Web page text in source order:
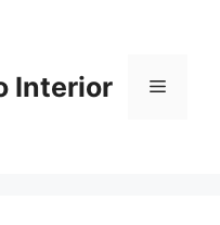
Interior Menú